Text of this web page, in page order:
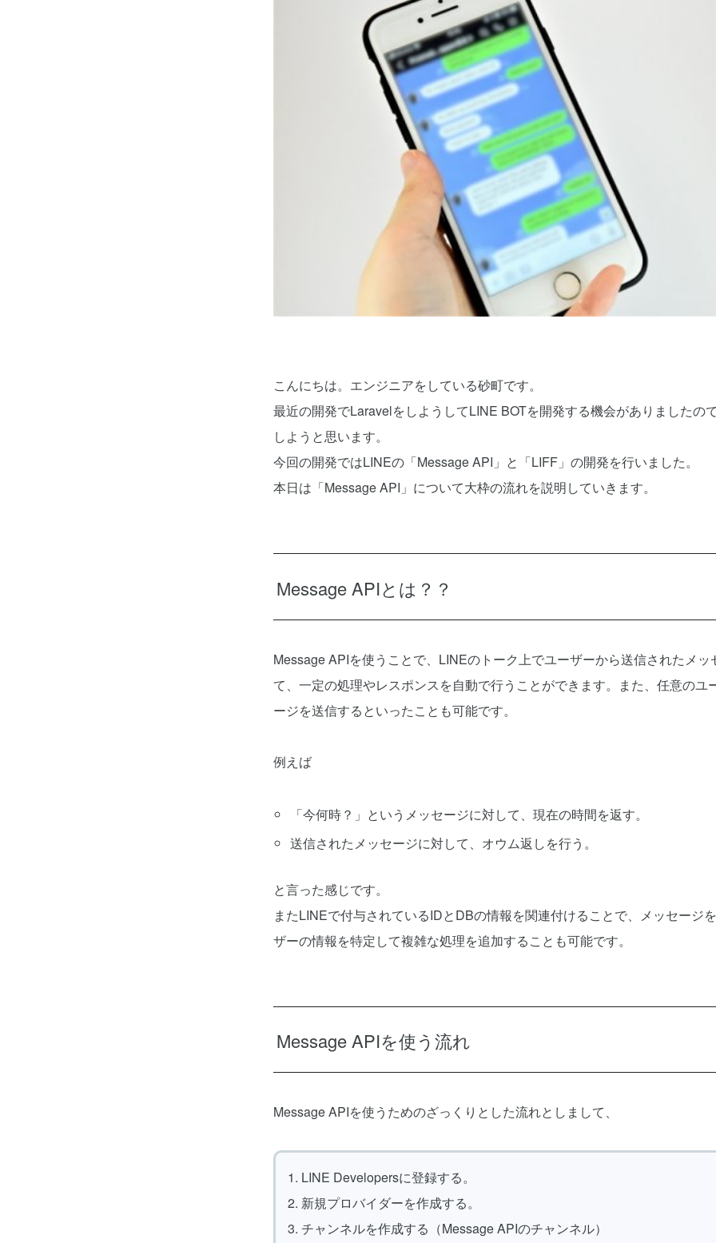
こんにちは。エンジニアをしている砂町です。
最近の開発でLaravelをしようしてLINE BOTを開発する機会がありましたの
しようと思います。
今回の開発ではLINEの「Message API」と「LIFF」の開発を行いました。
本日は「Message API」について大枠の流れを説明していきます。
Message APIとは？？
Message APIを使うことで、LINEのトーク上でユーザーから送信されたメッ
て、一定の処理やレスポンスを自動で行うことができます。また、任意のユ
ージを送信するといったことも可能です。
例えば
「今何時？」というメッセージに対して、現在の時間を返す。
送信されたメッセージに対して、オウム返しを行う。
と言った感じです。
またLINEで付与されているIDとDBの情報を関連付けることで、メッセージ
ザーの情報を特定して複雑な処理を追加することも可能です。
Message APIを使う流れ
Message APIを使うためのざっくりとした流れとしまして、
1. LINE Developersに登録する。
2. 新規プロバイダーを作成する。
3. チャンネルを作成する（Message APIのチャンネル）